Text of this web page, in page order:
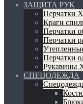
ЗАЩИТА РУК
Перчатки
Краги
Перчатки
Перчатки
Перчатки
Рукавицы
СПЕЦОДЕЖДА